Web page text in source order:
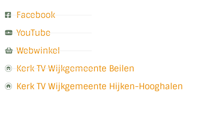
Facebook
YouTube
Webwinkel
Kerk TV Wijkgemeente Beilen
Kerk TV Wijkgemeente Hijken-Hooghalen